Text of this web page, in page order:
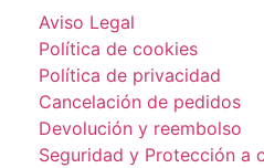
Aviso Legal
Política de cookies
Política de privacidad
Cancelación de pedidos
Devolución y reembolso
Seguridad y Protección a